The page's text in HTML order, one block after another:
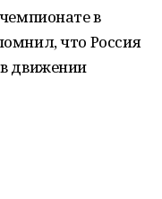
в
что Россия
движении